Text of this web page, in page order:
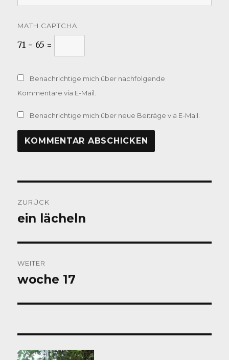
MATH CAPTCHA
71 − 65 =
Benachrichtige mich über nachfolgende
Kommentare via E-Mail.
Benachrichtige mich über neue Beiträge via E-Mail.
ZURÜCK
Vorheriger
ein lächeln
WEITER
Nächster
woche 17